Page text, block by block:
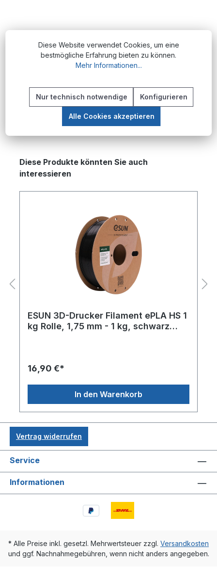
Produktübersicht Das 3D-Drucker-Filament
ePLA-ST von eSUN ist eine zäh modifizierte
Mehr
Produktgalerie überspringen
Diese Produkte könnten Sie auch
interessieren
ESUN 3D-Drucker Filament ePLA HS 1
kg Rolle, 1,75 mm - 1 kg, schwarz
16,90 €*
In den Warenkorb
Vertrag widerrufen
Service
Informationen
* Alle Preise inkl. gesetzl. Mehrwertsteuer zzgl. Versandkosten
und ggf. Nachnahmegebühren, wenn nicht anders angegeben.
Diese Website verwendet Cookies, um eine
bestmögliche Erfahrung bieten zu können.
Mehr Informationen...
Nur technisch notwendige Konfigurieren
Alle Cookies akzeptieren